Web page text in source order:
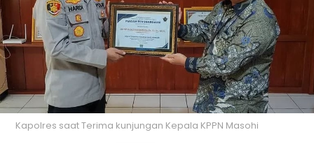
Kapolres saat Terima kunjungan Kepala KPPN Masohi